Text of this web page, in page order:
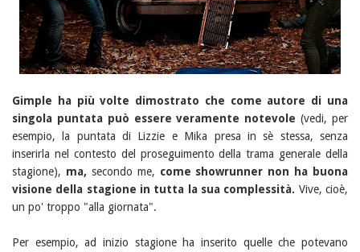
Gimple ha più volte dimostrato che come autore di una
singola puntata può essere veramente notevole(vedi, per
esempio, la puntata di Lizzie e Mika presa in sè stessa, senza
inserirla nel contesto del proseguimento della trama generale della
stagione), ma, secondo me, come showrunner non ha buona
visione della stagione in tutta la sua complessità. Vive, cioè,
un po' troppo "alla giornata".
Per esempio, ad inizio stagione ha inserito quelle che potevano